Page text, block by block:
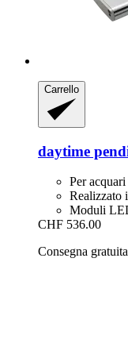
Carrello
daytime
Per
Realizzato
Moduli
CHF 536.00
Consegna